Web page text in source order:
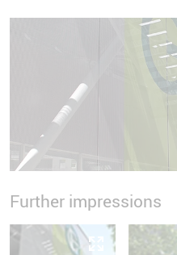
Further impressions